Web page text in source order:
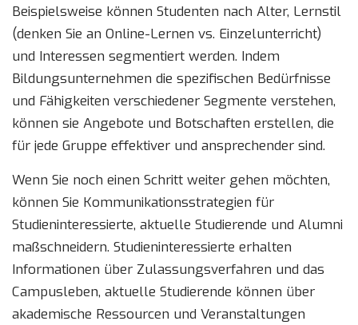
Beispielsweise können Studenten nach Alter, Lernstil
(denken Sie an Online-Lernen vs. Einzelunterricht)
und Interessen segmentiert werden. Indem
Bildungsunternehmen die spezifischen Bedürfnisse
und Fähigkeiten verschiedener Segmente verstehen,
können sie Angebote und Botschaften erstellen, die
für jede Gruppe effektiver und ansprechender sind.
Wenn Sie noch einen Schritt weiter gehen möchten,
können Sie Kommunikationsstrategien für
Studieninteressierte, aktuelle Studierende und Alumni
maßschneidern. Studieninteressierte erhalten
Informationen über Zulassungsverfahren und das
Campusleben, aktuelle Studierende können über
akademische Ressourcen und Veranstaltungen